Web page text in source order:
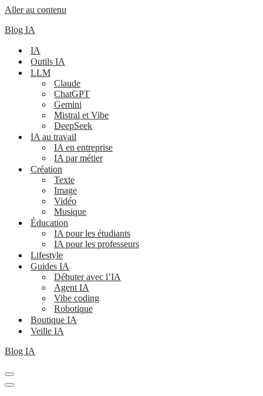
Aller au contenu
Blog IA
IA
Outils IA
LLM
Claude
ChatGPT
Gemini
Mistral et Vibe
DeepSeek
IA au travail
IA en entreprise
IA par métier
Création
Texte
Image
Vidéo
Musique
Éducation
IA pour les étudiants
IA pour les professeurs
Lifestyle
Guides IA
Débuter avec l’IA
Agent IA
Vibe coding
Robotique
Boutique IA
Veille IA
Blog IA
Menu
de
Menu